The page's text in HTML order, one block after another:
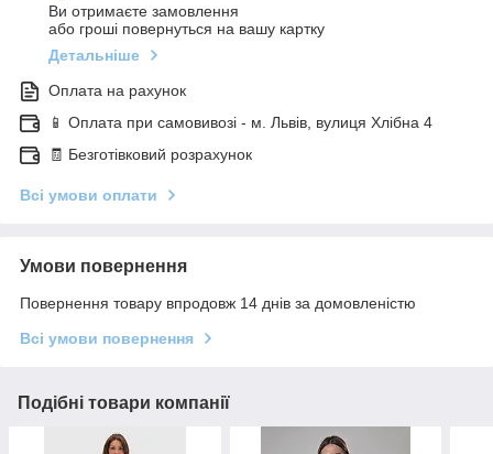
Ви отримаєте замовлення
або гроші повернуться на вашу картку
Детальніше
Оплата на рахунок
📱 Оплата при самовивозі - м. Львів, вулиця Хлібна 4
🧾 Безготівковий розрахунок
Всі умови оплати
Умови повернення
Повернення товару впродовж 14 днів за домовленістю
Всі умови повернення
Подібні товари компанії